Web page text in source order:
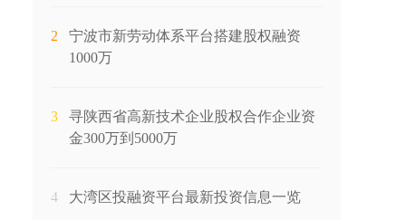
2
宁波市新劳动体系平台搭建股权融资
1000万
3
寻陕西省高新技术企业股权合作企业资
金300万到5000万
4 大湾区投融资平台最新投资信息一览